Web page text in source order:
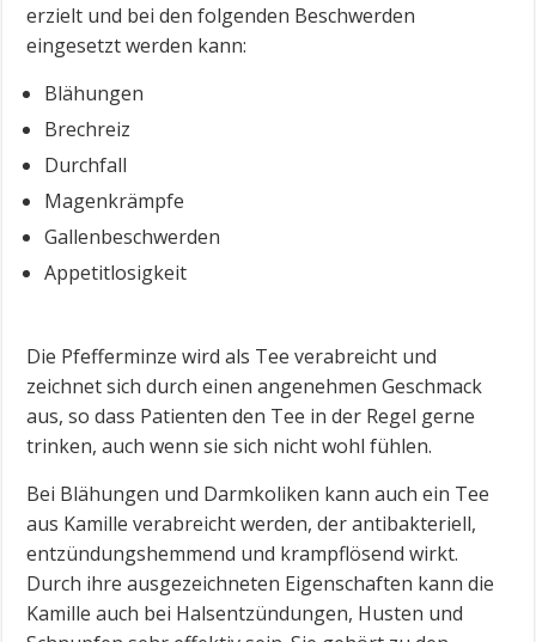
erzielt und bei den folgenden Beschwerden
eingesetzt werden kann:
Blähungen
Brechreiz
Durchfall
Magenkrämpfe
Gallenbeschwerden
Appetitlosigkeit
Die Pfefferminze wird als Tee verabreicht und
zeichnet sich durch einen angenehmen Geschmack
aus, so dass Patienten den Tee in der Regel gerne
trinken, auch wenn sie sich nicht wohl fühlen.
Bei Blähungen und Darmkoliken kann auch ein Tee
aus Kamille verabreicht werden, der antibakteriell,
entzündungshemmend und krampflösend wirkt.
Durch ihre ausgezeichneten Eigenschaften kann die
Kamille auch bei Halsentzündungen, Husten und